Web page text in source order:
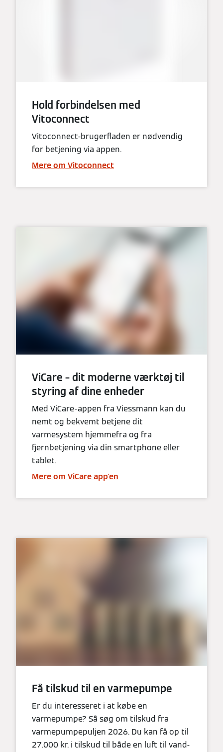
Hold forbindelsen med
Vitoconnect
Vitoconnect-brugerfladen er nødvendig
for betjening via appen.
Mere om Vitoconnect
ViCare – dit moderne værktøj til
styring af dine enheder
Med ViCare-appen fra Viessmann kan du
nemt og bekvemt betjene dit
varmesystem hjemmefra og fra
fjernbetjening via din smartphone eller
tablet.
Mere om ViCare app'en
Få tilskud til en varmepumpe
Er du interesseret i at købe en
varmepumpe? Så søg om tilskud fra
varmepumpepuljen 2026. Du kan få op til
27.000 kr. i tilskud til både en luft til vand-